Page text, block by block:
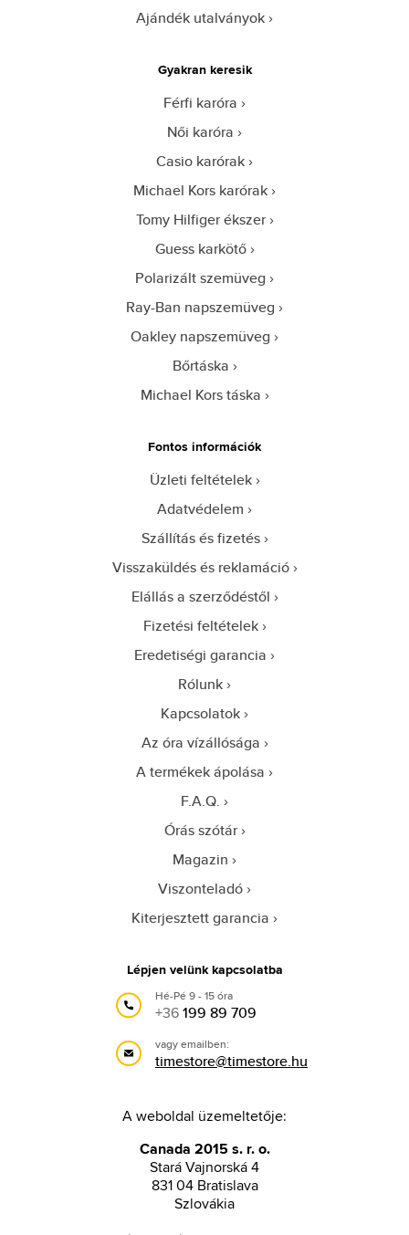
Ajándék utalványok
Gyakran keresik
Férfi karóra
Női karóra
Casio karórak
Michael Kors karórak
Tomy Hilfiger ékszer
Guess karkötő
Polarizált szemüveg
Ray-Ban napszemüveg
Oakley napszemüveg
Bőrtáska
Michael Kors táska
Fontos információk
Üzleti feltételek
Adatvédelem
Szállítás és fizetés
Visszaküldés és reklamáció
Elállás a szerződéstől
Fizetési feltételek
Eredetiségi garancia
Rólunk
Kapcsolatok
Az óra vízállósága
A termékek ápolása
F.A.Q.
Órás szótár
Magazin
Viszonteladó
Kiterjesztett garancia
Lépjen velünk kapcsolatba
Hé-Pé 9 - 15 óra
+36199 89 709
vagy emailben:
timestore@timestore.hu
A weboldal üzemeltetője:
Canada 2015 s. r. o.
Stará Vajnorská 4
831 04 Bratislava
Szlovákia